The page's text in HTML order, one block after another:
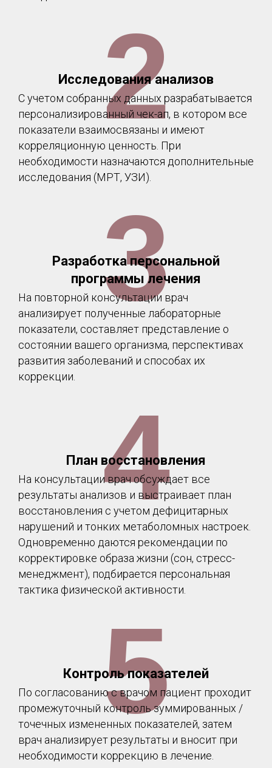
Исследования анализов
С учетом собранных данных разрабатывается
персонализированный чек-ап, в котором все
показатели взаимосвязаны и имеют
корреляционную ценность. При
необходимости назначаются дополнительные
исследования (МРТ, УЗИ).
2
Разработка персональной
программы лечения
На повторной консультации врач
анализирует полученные лабораторные
показатели, составляет представление о
состоянии вашего организма, перспективах
развития заболеваний и способах их
коррекции.
3
План восстановления
На консультации врач обсуждает все
результаты анализов и выстраивает план
восстановления с учетом дефицитарных
нарушений и тонких метаболомных настроек.
Одновременно даются рекомендации по
корректировке образа жизни (сон, стресс-
менеджмент), подбирается персональная
тактика физической активности.
4
Контроль показателей
По согласованию с врачом пациент проходит
промежуточный контроль зуммированных /
точечных измененных показателей, затем
врач анализирует результаты и вносит при
необходимости коррекцию в лечение.
5
ДОПОЛНИТЕЛЬНО
Интенсивный детокс
Восстановление за 3 месяца
Восстановление за 6 месяцев
г. Томск, пр. Ленина, 110
Время работы:
пн-сб - с 9.00 до 21.00
вс - выходной день
Лицензия №ЛО-70-01-001662 от 24 сентября 2015 год
+7 (382) 290-89-88
ideale70@yandex.ru